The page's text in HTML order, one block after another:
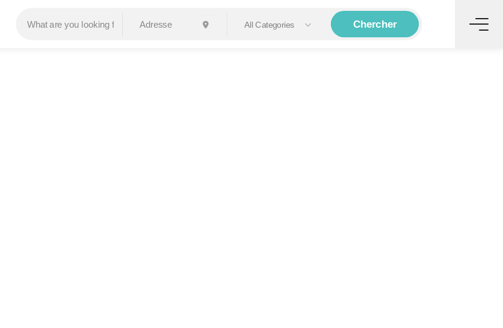
All Categories Chercher